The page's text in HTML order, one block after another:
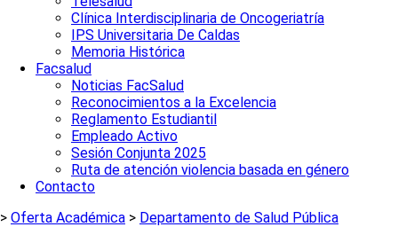
Clínica Interdisciplinaria de Oncogeriatría
IPS Universitaria De Caldas
Memoria Histórica
Facsalud
Noticias FacSalud
Reconocimientos a la Excelencia
Reglamento Estudiantil
Empleado Activo
Sesión Conjunta 2025
Ruta de atención violencia basada en género
Contacto
> Oferta Académica > Departamento de Salud Pública